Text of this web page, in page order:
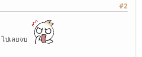
#2
ปเลยจบ